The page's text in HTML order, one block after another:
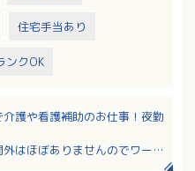
住宅手当あり
ンクOK
護や看護補助のお仕事！夜勤
はほぼありませんのでワーク